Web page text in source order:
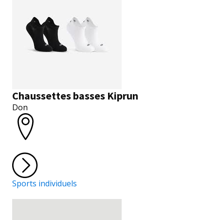
Chaussettes basses Kiprun
Don
Sports individuels